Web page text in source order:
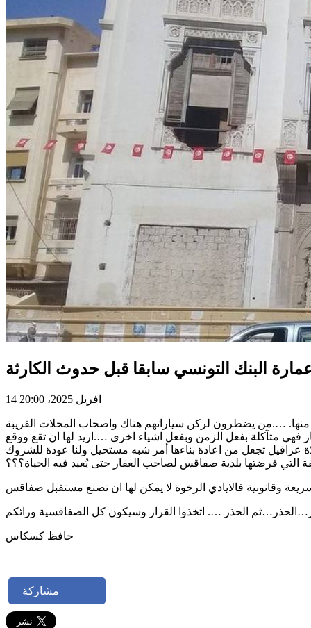
البنك التونسي سابقا قبل حدوث الكارثة
14 افريل 2025، 20:00
….من يضطرون لركن سياراتهم هناك واصحاب المحلات القريبة
متآكلة بفعل الزمن وبفعل اشياء اخرى ….اريد لها ان تقع ووقع
عراقيل تجعل من اعادة بناءها أمر شبه مستحيل ولنا عودة للشروك
حافظ كسكاس
مشاركة